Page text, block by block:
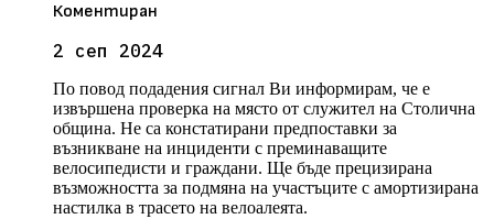
Коментиран
2 сеп 2024
По повод подадения сигнал Ви информирам, че е
извършена проверка на място от служител на Столична
община. Не са констатирани предпоставки за
възникване на инциденти с преминаващите
велосипедисти и граждани. Ще бъде прецизирана
възможността за подмяна на участъците с амортизирана
настилка в трасето на велоалеята.